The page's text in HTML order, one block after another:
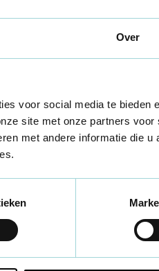
Over
voor social media te bieden
site met onze partners voor
met andere informatie die u
als
dat niet